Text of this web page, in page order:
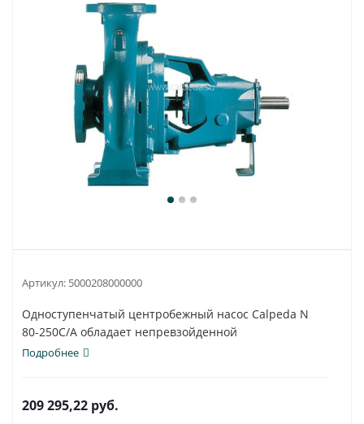
Артикул: 5000208000000
Одноступенчатый центробежный насос Calpeda N
80-250C/A обладает непревзойденной
универсальностью...
Подробнее
209 295,22 руб.